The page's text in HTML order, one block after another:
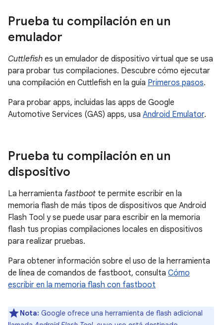
Prueba tu compilación en un
emulador
Cuttlefish es un emulador de dispositivo virtual que se usa
para probar tus compilaciones. Descubre cómo ejecutar
una compilación en Cuttlefish en la guía Primeros pasos.
Para probar apps, incluidas las apps de Google
Automotive Services (GAS) apps, usa Android Emulator.
Prueba tu compilación en un
dispositivo
La herramienta fastboot te permite escribir en la
memoria flash de más tipos de dispositivos que Android
Flash Tool y se puede usar para escribir en la memoria
flash tus propias compilaciones locales en dispositivos
para realizar pruebas.
Para obtener información sobre el uso de la herramienta
de línea de comandos de fastboot, consulta Cómo
escribir en la memoria flash con fastboot
Nota: Google ofrece una herramienta de flash adicional